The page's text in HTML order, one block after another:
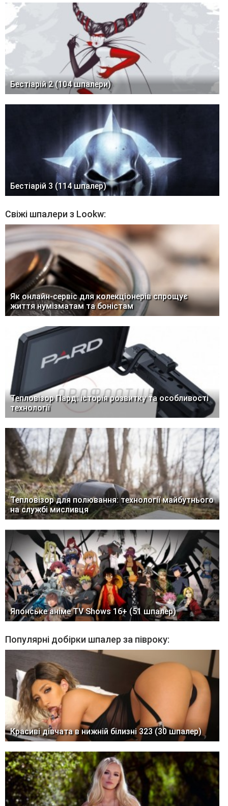
Бестіарій 2 (104 шпалери)
Бестіарій 3 (114 шпалер)
Свіжі шпалери з Lookw:
Як онлайн-сервіс для колекціонерів спрощує
життя нумізматам та боністам
Тепловізор Пард: історія розвитку та особливості
технології
Тепловізор для полювання: технології майбутнього
на службі мисливця
Японське аніме TV Shows 16+ (51 шпалер)
Популярні добірки шпалер за півроку:
Красиві дівчата в нижній білизні 323 (30 шпалер)